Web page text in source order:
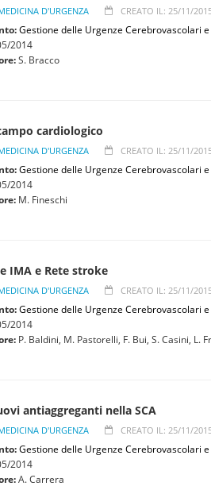
D'URGENZA CREATO IL: 25/11/
Gestione delle Urgenze Cerebrovascolari
2014
S. Bracco
cardiologico
D'URGENZA CREATO IL: 25/11/
Gestione delle Urgenze Cerebrovascolari
2014
M. Fineschi
IMA e Rete stroke
D'URGENZA CREATO IL: 25/11/
Gestione delle Urgenze Cerebrovascolari
2014
P. Baldini, M. Pastorelli, F. Bui, S. Casini, L.
antiaggreganti nella SCA
D'URGENZA CREATO IL: 25/11/
Gestione delle Urgenze Cerebrovascolari
2014
A. Carrera